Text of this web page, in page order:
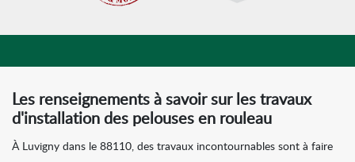
Les renseignements à savoir sur les travaux
d'installation des pelouses en rouleau
À Luvigny dans le 88110, des travaux incontournables sont à faire